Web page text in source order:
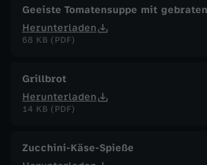
Geeiste Tomatensuppe mit
Herunterladen
68 KB (PDF)
Grillbrot
Herunterladen
14 KB (PDF)
Zucchini-Käse-Spieße